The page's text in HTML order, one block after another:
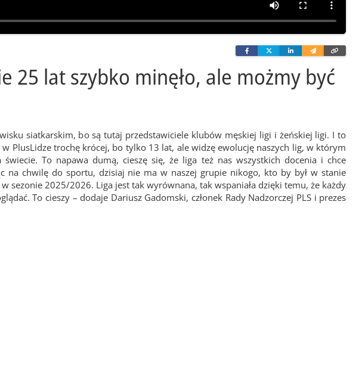
FacebookTwitterLinkedinWyślij
e-
link
25 lat szybko minęło, ale możmy być
siatkarskim, bo są tutaj przedstawiciele klubów męskiej ligi i żeńskiej ligi. I to
PlusLidze trochę krócej, bo tylko 13 lat, ale widzę ewolucję naszych lig, w którym
To napawa dumą, cieszę się, że liga też nas wszystkich docenia i chce
na chwilę do sportu, dzisiaj nie ma w naszej grupie nikogo, kto by był w stanie
sezonie 2025/2026. Liga jest tak wyrównana, tak wspaniała dzięki temu, że każdy
To cieszy – dodaje Dariusz Gadomski, członek Rady Nadzorczej PLS i prezes